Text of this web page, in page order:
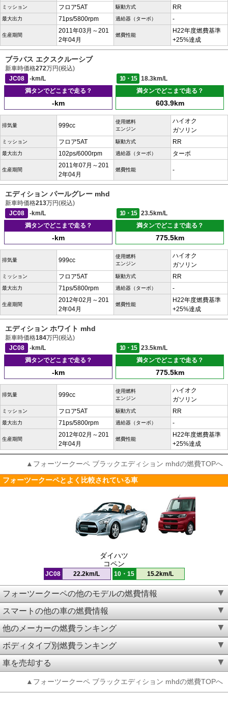
ミッション フロア5AT 駆動方式 RR
最大出力 71ps/5800rpm 過給器（ターボ） -
生産期間
2011年03月～201
2年04月
燃費性能
H22年度燃費基準
+25%達成
ブラバス エクスクルーシブ
新車時価格272万円(税込)
JC08
-km/L 10・15
18.3km/L
満タンでどこまで走る？
-km
満タンでどこまで走る？
603.9km
排気量 999cc
使用燃料
エンジン
ハイオク
ガソリン
ミッション フロア5AT 駆動方式 RR
最大出力 102ps/6000rpm 過給器（ターボ） ターボ
生産期間
2011年07月～201
2年04月
燃費性能 -
エディション パールグレー mhd
新車時価格213万円(税込)
JC08
-km/L 10・15
23.5km/L
満タンでどこまで走る？
-km
満タンでどこまで走る？
775.5km
排気量 999cc
使用燃料
エンジン
ハイオク
ガソリン
ミッション フロア5AT 駆動方式 RR
最大出力 71ps/5800rpm 過給器（ターボ） -
生産期間
2012年02月～201
2年04月
燃費性能
H22年度燃費基準
+25%達成
エディション ホワイト mhd
新車時価格184万円(税込)
JC08
-km/L 10・15
23.5km/L
満タンでどこまで走る？
-km
満タンでどこまで走る？
775.5km
排気量 999cc
使用燃料
エンジン
ハイオク
ガソリン
ミッション フロア5AT 駆動方式 RR
最大出力 71ps/5800rpm 過給器（ターボ） -
生産期間
2012年02月～201
2年04月
燃費性能
H22年度燃費基準
+25%達成
▲フォーツークーペ ブラックエディション mhdの燃費TOPへ
フォーツークーペとよく比較されている車
ダイハツ
コペン
JC08 22.2km/L 10・15 15.2km/L
フォーツークーペの他のモデルの燃費情報
スマートの他の車の燃費情報
他のメーカーの燃費ランキング
ボディタイプ別燃費ランキング
車を売却する
▲フォーツークーペ ブラックエディション mhdの燃費TOPへ